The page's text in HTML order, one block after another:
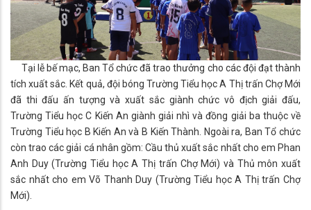
Tại lễ bế mạc, Ban Tổ chức đã trao thưởng cho các đội đạt thành
tích xuất sắc. Kết quả, đội bóng Trường Tiểu học A Thị trấn Chợ Mới
đã thi đấu ấn tượng và xuất sắc giành chức vô địch giải đấu,
Trường Tiểu học C Kiến An giành giải nhì và đồng giải ba thuộc về
Trường Tiểu học B Kiến An và B Kiến Thành. Ngoài ra, Ban Tổ chức
còn trao các giải cá nhân gồm: Cầu thủ xuất sắc nhất cho em Phan
Anh Duy (Trường Tiểu học A Thị trấn Chợ Mới) và Thủ môn xuất
sắc nhất cho em Võ Thanh Duy (Trường Tiểu học A Thị trấn Chợ
Mới).